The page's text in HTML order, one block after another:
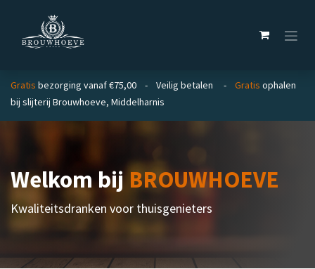
Gratis bezorging vanaf €75,00 - Veilig betalen - Gratis ophalen
bij slijterij Brouwhoeve, Middelharnis
Welkom bijBROUWHOEVE
Kwaliteitsdranken voor thuisgenieters